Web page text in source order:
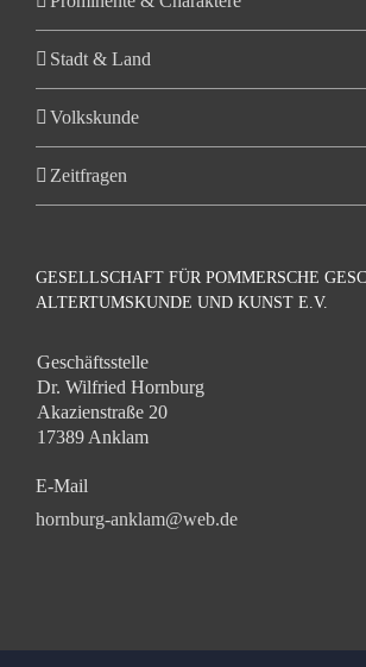
Stadt & Land
Volkskunde
Zeitfragen
GESELLSCHAFT FÜR POMMERSCHE
ALTERTUMSKUNDE UND KUNST E.V.
Geschäftsstelle
Dr. Wilfried Hornburg
Akazienstraße 20
17389 Anklam
E-Mail
hornburg-anklam@web.de